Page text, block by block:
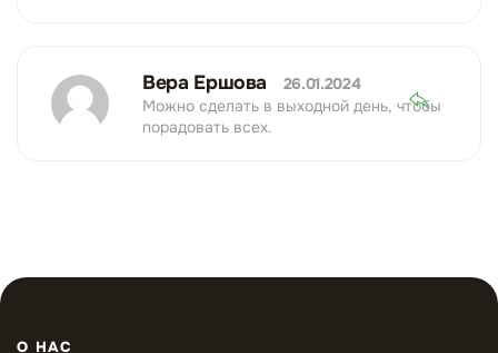
Вера Ершова
26.01.2024
Можно сделать в выходной день, чтобы
порадовать всех.
О НАС